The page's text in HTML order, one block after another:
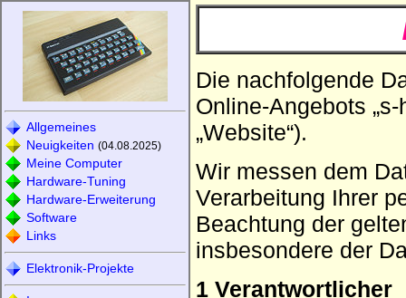
Allgemeines
Neuigkeiten (04.08.2025)
Meine Computer
Hardware-Tuning
Hardware-Erweiterung
Software
Links
Elektronik-Projekte
Die nachfolgende
Online-Angebots
„Website“).
Wir messen dem
Verarbeitung Ihrer
Beachtung der
insbesondere der
1 Verantwortlicher